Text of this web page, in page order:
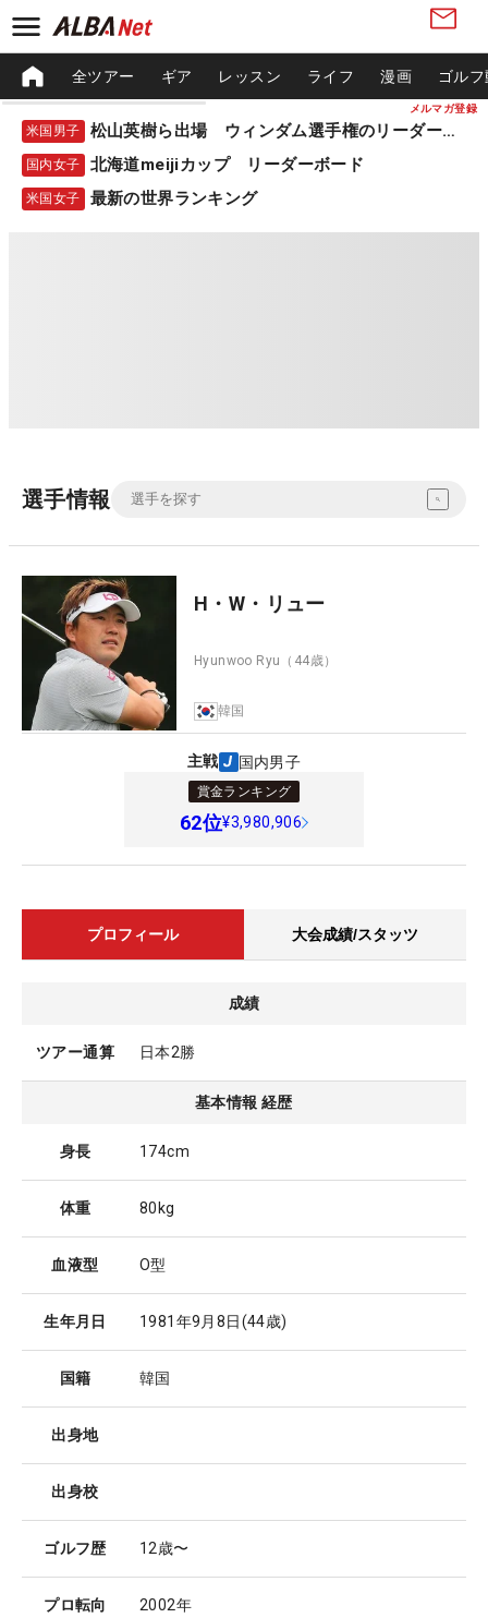
メルマガ登録
全ツアー ギア レッスン ライフ 漫画 ゴル
米国男子 松山英樹ら出場 ウィンダム選手権のリーダーボード
国内女子 北海道meijiカップ リーダーボード
米国女子 最新の世界ランキング
選手情報
H・W・リュー
Hyunwoo Ryu （44歳）
韓国
主戦 国内男子
賞金ランキング
62位¥3,980,906
プロフィール 大会成績/スタッツ
成績
ツアー通算 日本2勝
基本情報 経歴
身長 174cm
体重 80kg
血液型 O型
生年月日 1981年9月8日(44歳)
国籍 韓国
出身地
出身校
ゴルフ歴 12歳〜
プロ転向 2002年